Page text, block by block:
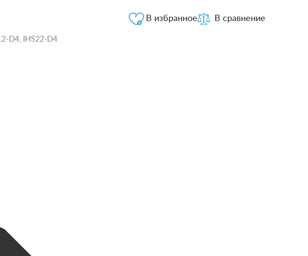
В сравнение
В избранное
D4, IHS22-D4